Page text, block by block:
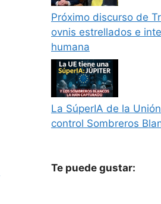
Próximo discurso de
ovnis estrellados e
humana
La SúperIA de la
control Sombreros
Te puede gustar: